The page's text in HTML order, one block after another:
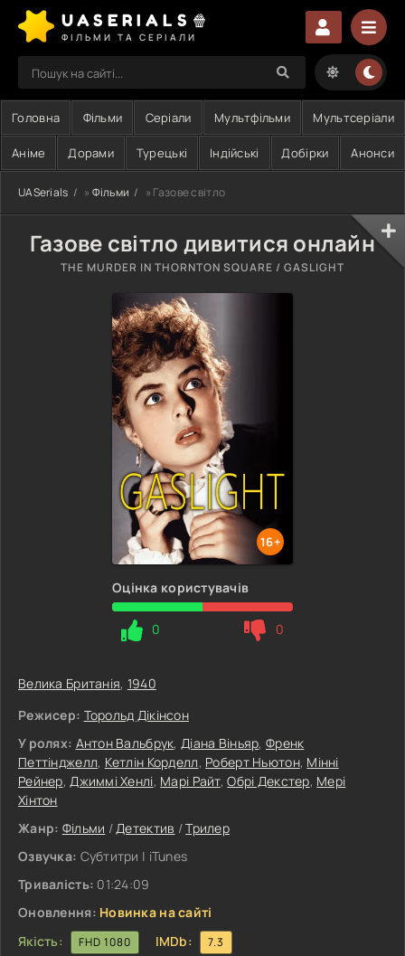
UASERIALS🍿
ФІЛЬМИ ТА СЕРІАЛИ
Головна Фільми Серіали Мультфільми Мультсеріали
Аніме Дорами Турецькі Індійські Добірки Анонси
UASerials » Фільми » Газове світло
Газове світло дивитися онлайн
THE MURDER IN THORNTON SQUARE / GASLIGHT
16+
Оцінка користувачів
0 0
Велика Британія, 1940
Режисер: Торольд Дікінсон
У ролях: Антон Вальбрук,Діана Віньяр, Френк
Петтінджелл, Кетлін Корделл, Роберт Ньютон, Мінні
Рейнер,Джиммі Хенлі, Марі Райт,Обрі Декстер, Мері
Хінтон
Жанр: Фільми /Детектив /Трилер
Озвучка: Субтитри | iTunes
Тривалість: 01:24:09
Оновлення: Новинка на сайті
Якість:
FHD 1080 IMDb: 7.3